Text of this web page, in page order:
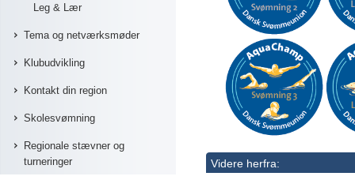
Leg & Lær
Tema og netværksmøder
Klubudvikling
Kontakt din region
Skolesvømning
Regionale stævner og
turneringer
Videre herfra: